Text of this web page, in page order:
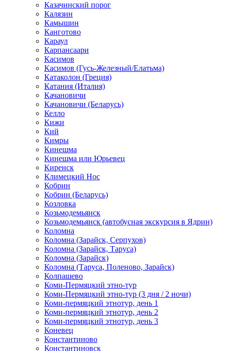
Казачинский порог
Калязин
Камышин
Канготово
Караул
Карпансаари
Касимов
Касимов (Гусь-Железный/Елатьма)
Катаколон (Греция)
Катания (Италия)
Качановичи
Качановичи (Беларусь)
Келло
Кижи
Кий
Кимры
Кинешма
Кинешма или Юрьевец
Киренск
Климецкий Нос
Кобрин
Кобрин (Беларусь)
Козловка
Козьмодемьянск
Козьмодемьянск (автобусная экскурсия в Ядрин)
Коломна
Коломна (Зарайск, Серпухов)
Коломна (Зарайск, Таруса)
Коломна (Зарайск)
Коломна (Таруса, Поленово, Зарайск)
Колпашево
Коми-Пермяцкий этно-тур
Коми-Пермяцкий этно-тур (3 дня / 2 ночи)
Коми-пермяцкий этнотур, день 1
Коми-пермяцкий этнотур, день 2
Коми-пермяцкий этнотур, день 3
Коневец
Константиново
Константиновск